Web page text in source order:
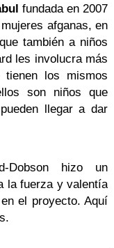
fundada en 2007
afganas, en
también a niños
les involucra más
los mismos
son niños que
llegar a dar
Dobson hizo un
la fuerza y valentía
el proyecto. Aquí